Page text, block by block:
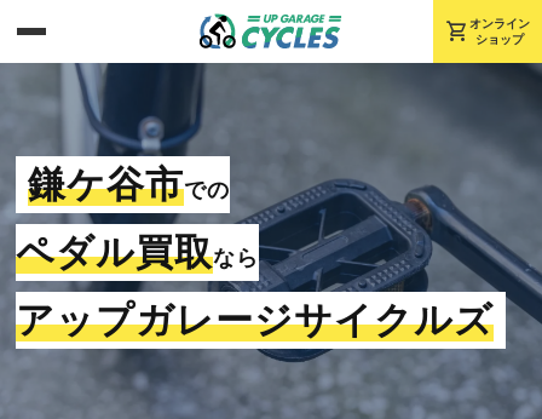
shopping_cart オンライン
ショップ
鎌ケ谷市での
ペダル買取なら
アップガレージサイクルズ